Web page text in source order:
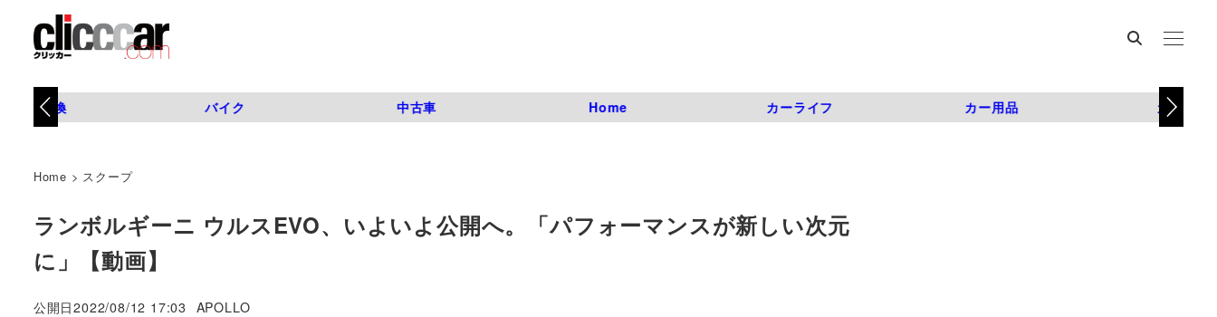
タイヤ交換 バイク 中古車 Home カーライフ カー用品 カスタム
Home > スクープ
ランボルギーニ ウルスEVO、いよいよ公開へ。「パフォーマンスが新しい次元
に」【動画】
公開日2022/08/12 17:03
著
APOLLO